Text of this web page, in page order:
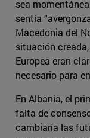
sea
sentía
Macedonia del
situación
Europea eran
necesario para
En Albania, el
falta de
cambiaría las